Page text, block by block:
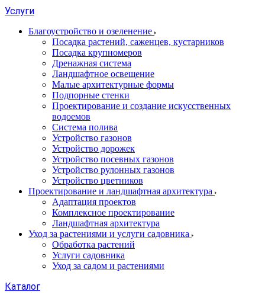
Услуги
Благоустройство и озеленение
Посадка растений, саженцев, кустарников
Посадка крупномеров
Дренажная система
Ландшафтное освещение
Малые архитектурные формы
Подпорные стенки
Проектирование и создание искусственных
водоемов
Система полива
Устройство газонов
Устройство дорожек
Устройство посевных газонов
Устройство рулонных газонов
Устройство цветников
Проектирование и ландшафтная архитектура
Адаптация проектов
Комплексное проектирование
Ландшафтная архитектура
Уход за растениями и услуги садовника
Обработка растений
Услуги садовника
Уход за садом и растениями
Каталог